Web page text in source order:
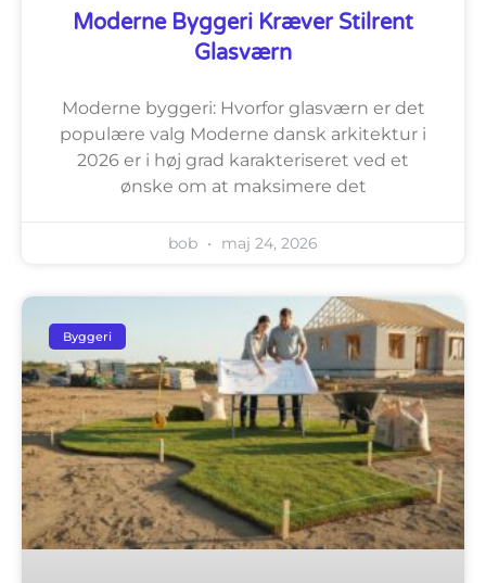
Moderne Byggeri Kræver Stilrent
Glasværn
Moderne byggeri: Hvorfor glasværn er det
populære valg Moderne dansk arkitektur i
2026 er i høj grad karakteriseret ved et
ønske om at maksimere det
bob maj 24, 2026
Byggeri